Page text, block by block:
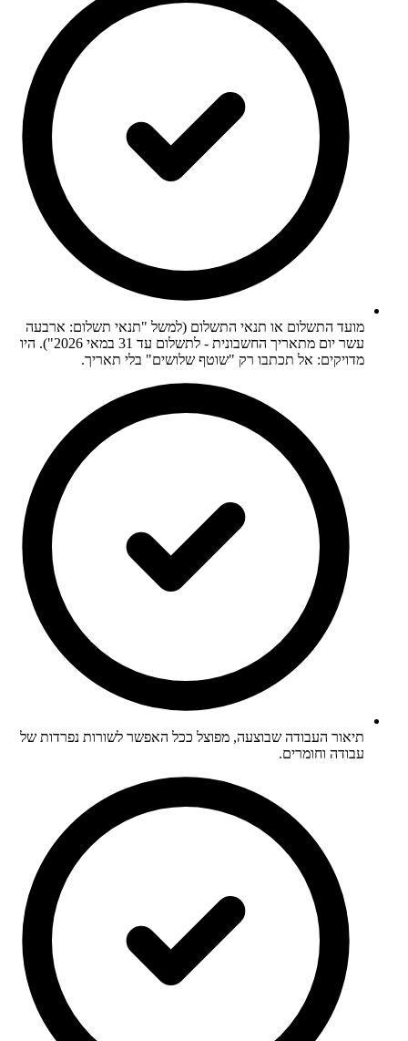
מועד התשלום או תנאי התשלום (למשל "תנאי תשלום: ארבעה
עשר יום מתאריך החשבונית - לתשלום עד 31 במאי 2026"). היו
מדויקים: אל תכתבו רק "שוטף שלושים" בלי תאריך.
תיאור העבודה שבוצעה, מפוצל ככל האפשר לשורות נפרדות של
עבודה וחומרים.